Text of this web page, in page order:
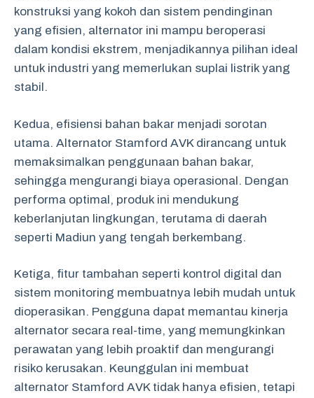
konstruksi yang kokoh dan sistem pendinginan
yang efisien, alternator ini mampu beroperasi
dalam kondisi ekstrem, menjadikannya pilihan ideal
untuk industri yang memerlukan suplai listrik yang
stabil.
Kedua, efisiensi bahan bakar menjadi sorotan
utama. Alternator Stamford AVK dirancang untuk
memaksimalkan penggunaan bahan bakar,
sehingga mengurangi biaya operasional. Dengan
performa optimal, produk ini mendukung
keberlanjutan lingkungan, terutama di daerah
seperti Madiun yang tengah berkembang.
Ketiga, fitur tambahan seperti kontrol digital dan
sistem monitoring membuatnya lebih mudah untuk
dioperasikan. Pengguna dapat memantau kinerja
alternator secara real-time, yang memungkinkan
perawatan yang lebih proaktif dan mengurangi
risiko kerusakan. Keunggulan ini membuat
alternator Stamford AVK tidak hanya efisien, tetapi